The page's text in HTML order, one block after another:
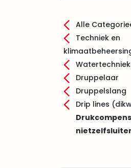
Alle
Techniek en
Watertechniek
Druppelaar
Druppelslang
Drip lines